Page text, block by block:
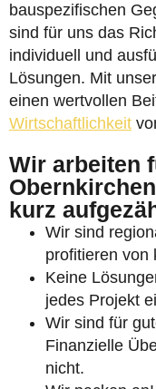
bauspezifischen
sind für uns das
individuell und
Lösungen. Mit
einen wertvollen
Wirtschaftlichkeit
Wir arbeiten
kurz
Wir sind
profitieren von
Keine
jedes Projekt
Wir sind für
Finanzielle
nicht.